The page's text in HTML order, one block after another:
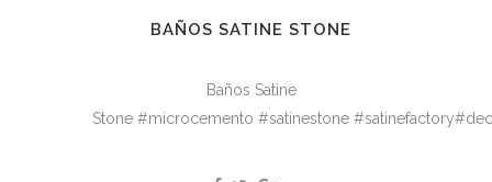
BAÑOS SATINE STONE
Baños Satine
Stone #microcemento #satinestone